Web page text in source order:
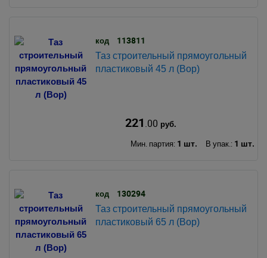
код 113811
Таз строительный прямоугольный
пластиковый 45 л (Вор)
221.00 руб.
Мин. партия: 1 шт. В упак.: 1 шт.
код 130294
Таз строительный прямоугольный
пластиковый 65 л (Вор)